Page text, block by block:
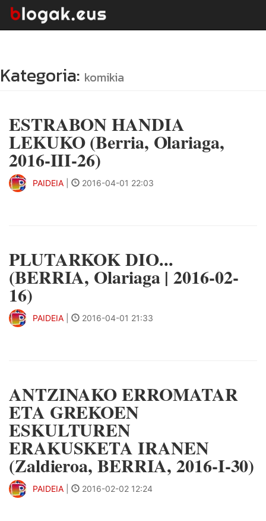
Kategoria: komikia
ESTRABON HANDIA
LEKUKO (Berria, Olariaga,
2016-III-26)
PAIDEIA 2016-04-01 22:03
PLUTARKOK DIO...
(BERRIA, Olariaga | 2016-02-
16)
PAIDEIA 2016-04-01 21:33
ANTZINAKO ERROMATAR
ETA GREKOEN
ESKULTUREN
ERAKUSKETA IRANEN
(Zaldieroa, BERRIA, 2016-I-30)
PAIDEIA 2016-02-02 12:24